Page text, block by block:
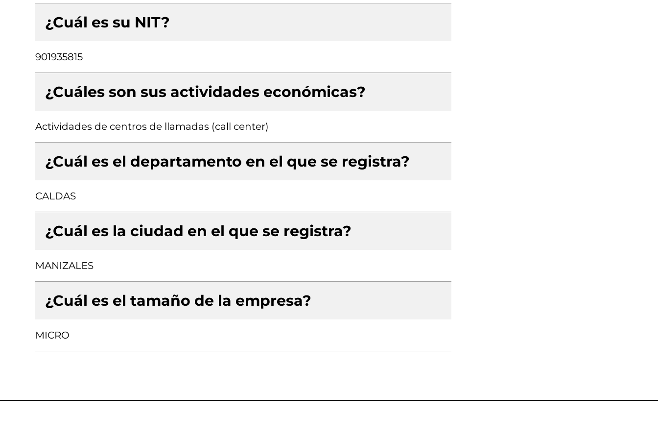
¿Cuál es su NIT?
901935815
¿Cuáles son sus actividades económicas?
Actividades de centros de llamadas (call center)
¿Cuál es el departamento en el que se registra?
CALDAS
¿Cuál es la ciudad en el que se registra?
MANIZALES
¿Cuál es el tamaño de la empresa?
MICRO